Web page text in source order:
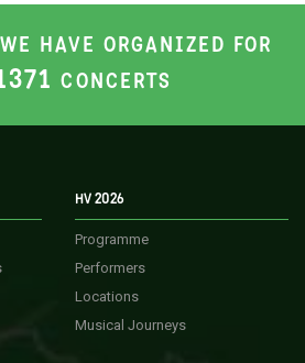
HAVE ORGANIZED FOR
CONCERTS
HV 2026
Programme
Performers
Locations
Musical Journeys